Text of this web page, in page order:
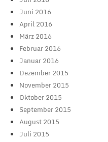
Juni 2016
April 2016
März 2016
Februar 2016
Januar 2016
Dezember 2015
November 2015
Oktober 2015
September 2015
August 2015
Juli 2015